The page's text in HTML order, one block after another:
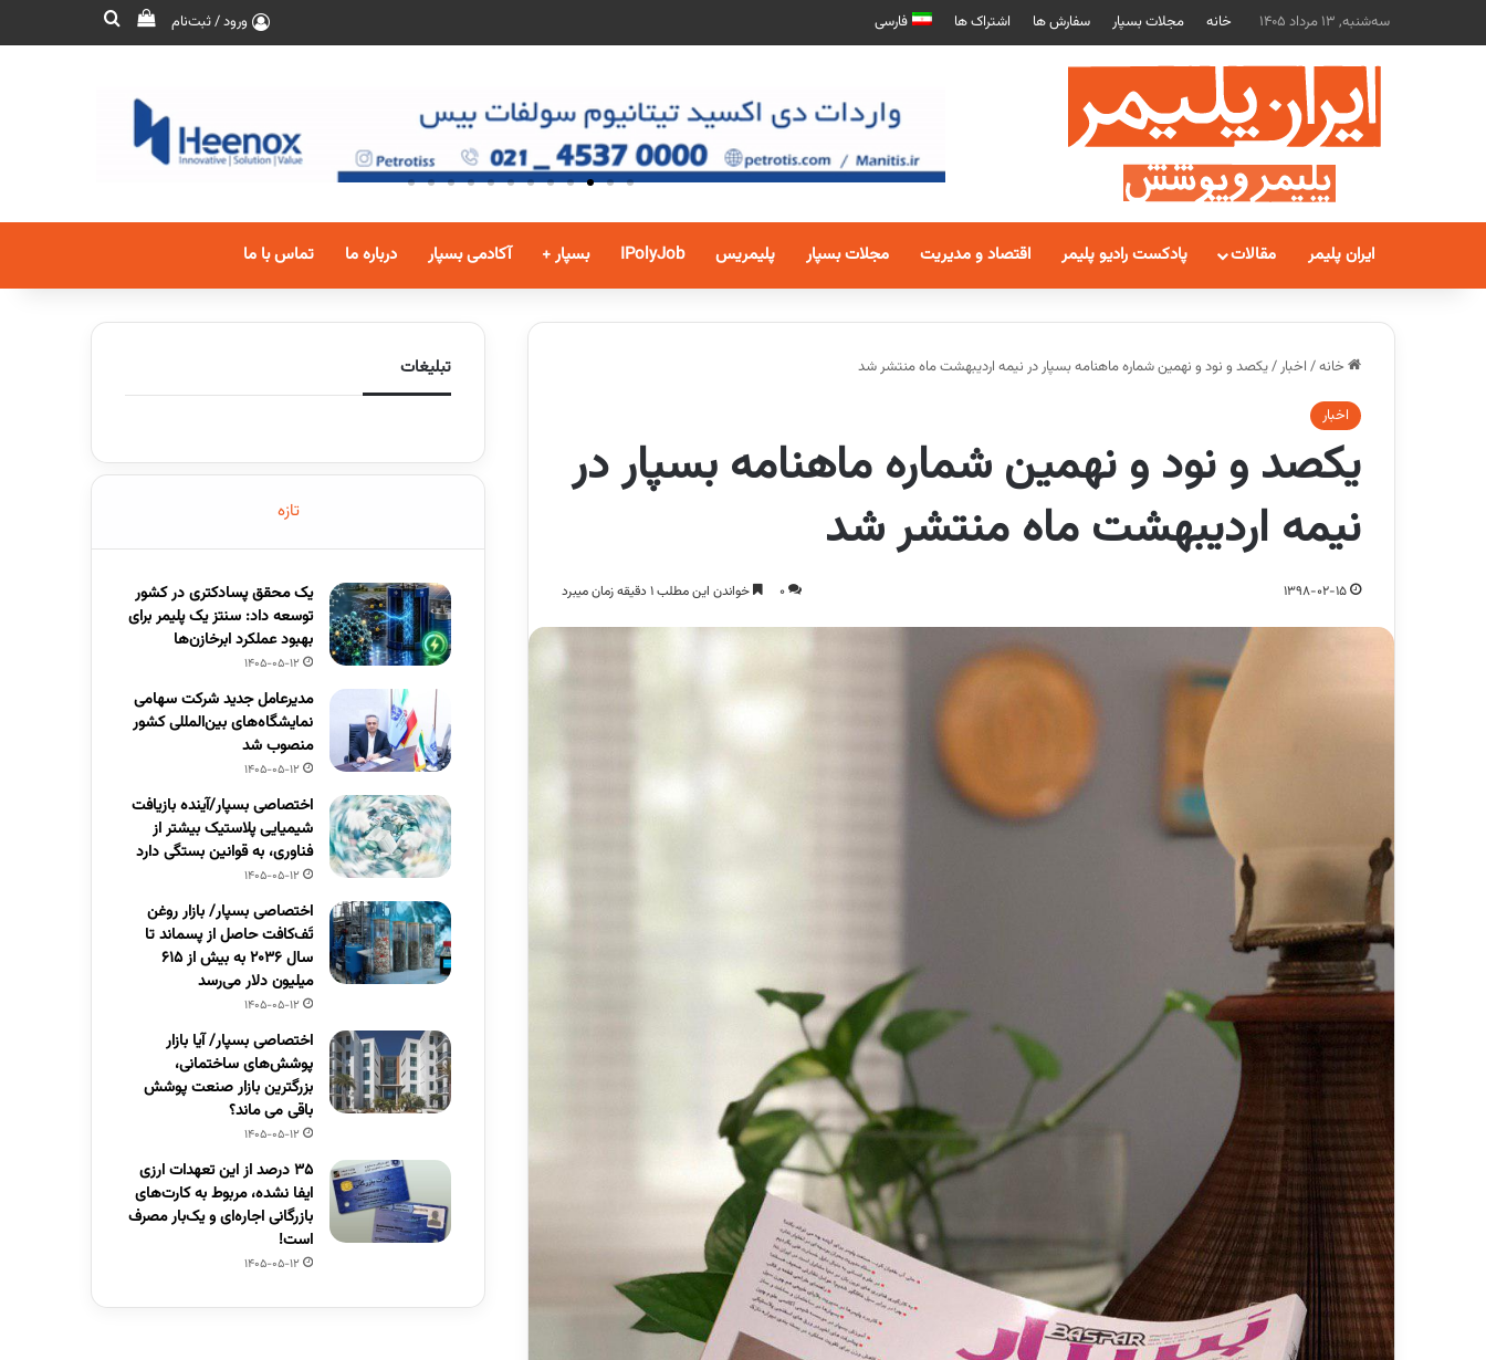
سه‌شنبه, 13 مرداد 1405 خانه مجلات بسپار سفارش ها اشتراک ها فارسی ورود / ثبت‌نام
ایران پلیمر مقالات پادکست رادیو پلیمر اقتصاد و مدیریت مجلات بسپار پلیمریس IPolyJob بسپار + آکادمی بسپار درباره ما تماس با ما
خانه/ اخبار/یکصد و نود و نهمین شماره ماهنامه بسپار در نیمه اردیبهشت ماه منتشر شد
اخبار
یکصد و نود و نهمین شماره ماهنامه بسپار در
نیمه اردیبهشت ماه منتشر شد
1398-02-15
0 خواندن این مطلب 1 دقیقه زمان میبرد
تبلیغات
تازه
یک محقق پسادکتری در کشور
توسعه داد: سنتز یک پلیمر برای
بهبود عملکرد ابرخازن‌ها
1405-05-12
مدیرعامل جدید شرکت سهامی
نمایشگاه‌های بین‌المللی کشور
منصوب شد
1405-05-12
اختصاصی بسپار/آینده بازیافت
شیمیایی پلاستیک بیشتر از
فناوری، به قوانین بستگی دارد
1405-05-12
اختصاصی بسپار/ بازار روغن
تَف‌کافت حاصل از پسماند تا
سال ۲۰۳۶ به بیش از ۶۱۵
میلیون دلار می‌رسد
1405-05-12
اختصاصی بسپار/ آیا بازار
پوشش‌های ساختمانی،
بزرگترین بازار صنعت پوشش
باقی می ماند؟
1405-05-12
۳۵ درصد از این تعهدات ارزی
ایفا نشده، مربوط به کارت‌های
بازرگانی اجاره‌ای و یک‌بار مصرف
است!
1405-05-12